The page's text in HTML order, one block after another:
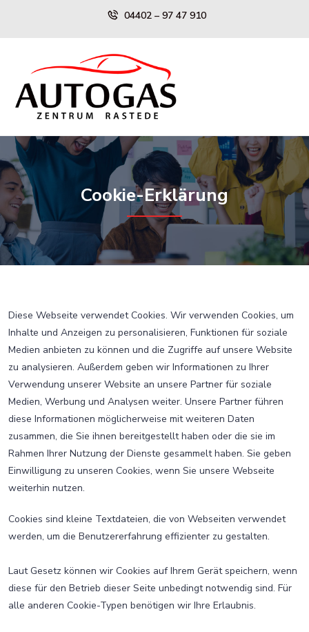
04402 – 97 47 910
Cookie-Erklärung
Diese Webseite verwendet Cookies. Wir verwenden Cookies, um
Inhalte und Anzeigen zu personalisieren, Funktionen für soziale
Medien anbieten zu können und die Zugriffe auf unsere Website
zu analysieren. Außerdem geben wir Informationen zu Ihrer
Verwendung unserer Website an unsere Partner für soziale
Medien, Werbung und Analysen weiter. Unsere Partner führen
diese Informationen möglicherweise mit weiteren Daten
zusammen, die Sie ihnen bereitgestellt haben oder die sie im
Rahmen Ihrer Nutzung der Dienste gesammelt haben. Sie geben
Einwilligung zu unseren Cookies, wenn Sie unsere Webseite
weiterhin nutzen.
Cookies sind kleine Textdateien, die von Webseiten verwendet
werden, um die Benutzererfahrung effizienter zu gestalten.
Laut Gesetz können wir Cookies auf Ihrem Gerät speichern, wenn
diese für den Betrieb dieser Seite unbedingt notwendig sind. Für
alle anderen Cookie-Typen benötigen wir Ihre Erlaubnis.